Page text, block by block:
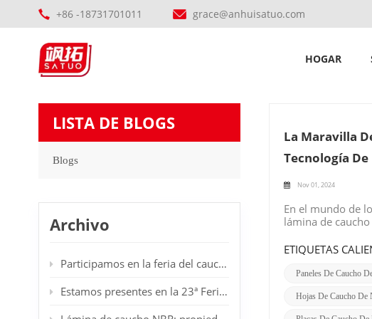
+86 -18731701011 grace@anhuisatuo.com
HOGAR
Hojas de
La Maravilla
Tecnología
Nov 01, 2024
En el mundo de
lámina de
lámina de
calidad dentro
a productos
también
ETIQUETAS
Paneles De Caucho
Hojas De Caucho De
LISTA DE BLOGS
Blogs
Archivo
Participamos en la feria del caucho en Dubái.
Estamos presentes en la 23ª Feria Internacional de Plásticos y Caucho en Düsseldorf, Alemania. Les damos la bienvenida a nuestro stand.